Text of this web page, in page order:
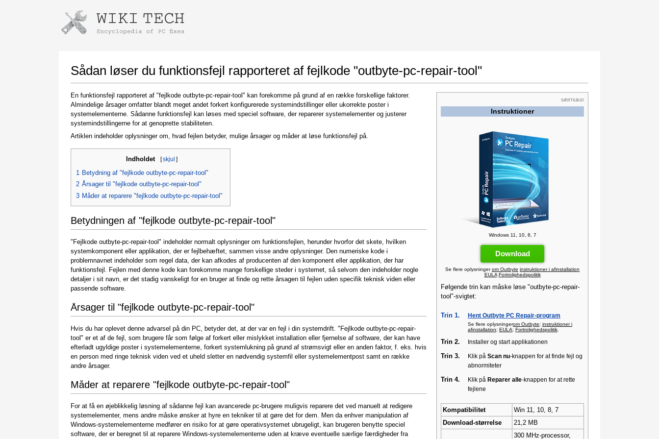
Sådan løser du funktionsfejl rapporteret af fejlkode "outbyte-pc-repair-tool"
SÆRTILBUD
Instruktioner
Windows 11, 10, 8, 7
Download
Se flere oplysningerom Outbyte instruktioner i afinstallation
EULA Fortrolighedspolitik
Følgende trin kan måske løse "outbyte-pc-repair-
tool"-svigtet:
Trin 1. Hent Outbyte PC Repair-program
Se flere oplysningerom Outbyte; instruktioner i
afinstallation; EULA; Fortrolighedspolitik
Trin 2. Installer og start applikationen
Trin 3. Klik på Scan nu-knappen for at finde fejl og
abnormiteter
Trin 4. Klik på Reparer alle-knappen for at rette
fejlene
Kompatibilitet
Win 11, 10, 8, 7
Download-størrelse
21,2 MB
300 MHz-processor,
En funktionsfejl rapporteret af "fejlkode outbyte-pc-repair-tool" kan forekomme på grund af en række forskellige faktorer.
Almindelige årsager omfatter blandt meget andet forkert konfigurerede systemindstillinger eller ukorrekte poster i
systemelementerne. Sådanne funktionsfejl kan løses med speciel software, der reparerer systemelementer og justerer
systemindstillingerne for at genoprette stabiliteten.
Artiklen indeholder oplysninger om, hvad fejlen betyder, mulige årsager og måder at løse funktionsfejl på.
Indholdet [skjul ]
1 Betydning af "fejlkode outbyte-pc-repair-tool"
2 Årsager til "fejlkode outbyte-pc-repair-tool"
3 Måder at reparere "fejlkode outbyte-pc-repair-tool"
Betydningen af "fejlkode outbyte-pc-repair-tool"
"Fejlkode outbyte-pc-repair-tool" indeholder normalt oplysninger om funktionsfejlen, herunder hvorfor det skete, hvilken
systemkomponent eller applikation, der er fejlbehæftet, sammen visse andre oplysninger. Den numeriske kode i
problemnavnet indeholder som regel data, der kan afkodes af producenten af den komponent eller applikation, der har
funktionsfejl. Fejlen med denne kode kan forekomme mange forskellige steder i systemet, så selvom den indeholder nogle
detaljer i sit navn, er det stadig vanskeligt for en bruger at finde og rette årsagen til fejlen uden specifik teknisk viden eller
passende software.
Årsager til "fejlkode outbyte-pc-repair-tool"
Hvis du har oplevet denne advarsel på din PC, betyder det, at der var en fejl i din systemdrift. "Fejlkode outbyte-pc-repair-
tool" er et af de fejl, som brugere får som følge af forkert eller mislykket installation eller fjernelse af software, der kan have
efterladt ugyldige poster i systemelementerne, forkert systemlukning på grund af strømsvigt eller en anden faktor, f. eks. hvis
en person med ringe teknisk viden ved et uheld sletter en nødvendig systemfil eller systemelementpost samt en række
andre årsager.
Måder at reparere "fejlkode outbyte-pc-repair-tool"
For at få en øjeblikkelig løsning af sådanne fejl kan avancerede pc-brugere muligvis reparere det ved manuelt at redigere
systemelementer, mens andre måske ønsker at hyre en tekniker til at gøre det for dem. Men da enhver manipulation af
Windows-systemelementerne medfører en risiko for at gøre operativsystemet ubrugeligt, kan brugeren benytte speciel
software, der er beregnet til at reparere Windows-systemelementerne uden at kræve eventuelle særlige færdigheder fra
Instructions for downloading using Google Chrome
Once the download is complete, click on the
downloaded file link